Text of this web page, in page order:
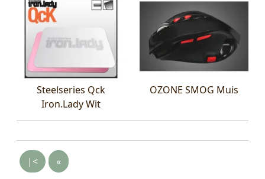
Steelseries Qck
Iron.Lady Wit
OZONE SMOG Muis
|< «